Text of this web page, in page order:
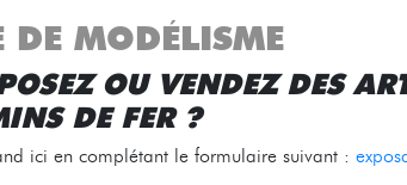
DE MODÉLISME
OU VENDEZ DES
DE FER ?
ici en complétant le formulaire suivant :